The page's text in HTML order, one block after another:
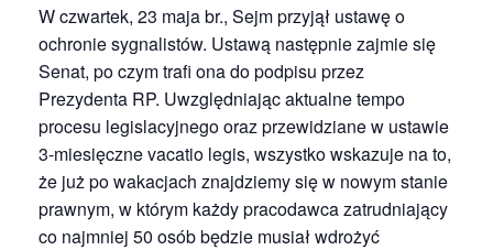
W czwartek, 23 maja br., Sejm przyjął ustawę o
ochronie sygnalistów. Ustawą następnie zajmie się
Senat, po czym trafi ona do podpisu przez
Prezydenta RP. Uwzględniając aktualne tempo
procesu legislacyjnego oraz przewidziane w ustawie
3-miesięczne vacatio legis, wszystko wskazuje na to,
że już po wakacjach znajdziemy się w nowym stanie
prawnym, w którym każdy pracodawca zatrudniający
co najmniej 50 osób będzie musiał wdrożyć